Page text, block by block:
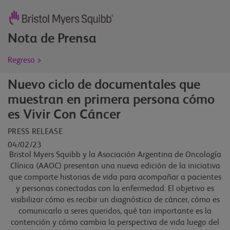
Nota de Prensa
Regreso >
Nuevo ciclo de documentales que
muestran en primera persona cómo
es Vivir Con Cáncer
PRESS RELEASE
04/02/23
Bristol Myers Squibb y la Asociación Argentina de Oncología
Clínica (AAOC) presentan una nueva edición de la iniciativa
que comparte historias de vida para acompañar a pacientes
y personas conectadas con la enfermedad. El objetivo es
visibilizar cómo es recibir un diagnóstico de cáncer, cómo es
comunicarlo a seres queridos, qué tan importante es la
contención y cómo cambia la perspectiva de vida luego del